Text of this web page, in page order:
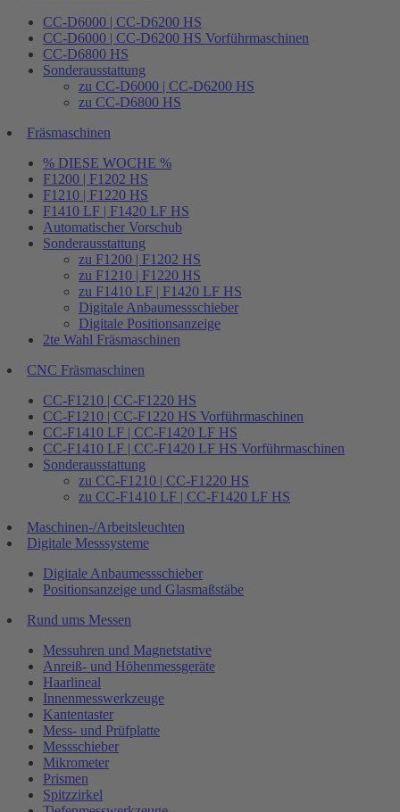
CC-D6000 | CC-D6200 HS
CC-D6000 | CC-D6200 HS Vorführmaschinen
CC-D6800 HS
Sonderausstattung
zu CC-D6000 | CC-D6200 HS
zu CC-D6800 HS
Fräsmaschinen
% DIESE WOCHE %
F1200 | F1202 HS
F1210 | F1220 HS
F1410 LF | F1420 LF HS
Automatischer Vorschub
Sonderausstattung
zu F1200 | F1202 HS
zu F1210 | F1220 HS
zu F1410 LF | F1420 LF HS
Digitale Anbaumessschieber
Digitale Positionsanzeige
2te Wahl Fräsmaschinen
CNC Fräsmaschinen
CC-F1210 | CC-F1220 HS
CC-F1210 | CC-F1220 HS Vorführmaschinen
CC-F1410 LF | CC-F1420 LF HS
CC-F1410 LF | CC-F1420 LF HS Vorführmaschinen
Sonderausstattung
zu CC-F1210 | CC-F1220 HS
zu CC-F1410 LF | CC-F1420 LF HS
Maschinen-/Arbeitsleuchten
Digitale Messsysteme
Digitale Anbaumessschieber
Positionsanzeige und Glasmaßstäbe
Rund ums Messen
Messuhren und Magnetstative
Anreiß- und Höhenmessgeräte
Haarlineal
Innenmesswerkzeuge
Kantentaster
Mess- und Prüfplatte
Messschieber
Mikrometer
Prismen
Spitzzirkel